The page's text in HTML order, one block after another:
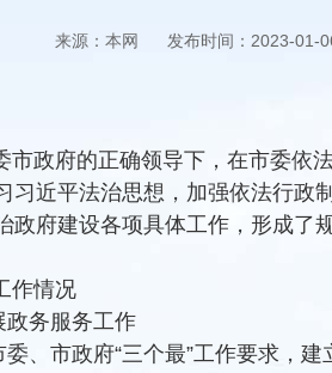
来源：本网 发布时间：2023-01-
市政府的正确领导下，在市委依
习近平法治思想，加强依法行政
政府建设各项具体工作，形成
作情况
政务服务工作
、市政府“三个最”工作要求，